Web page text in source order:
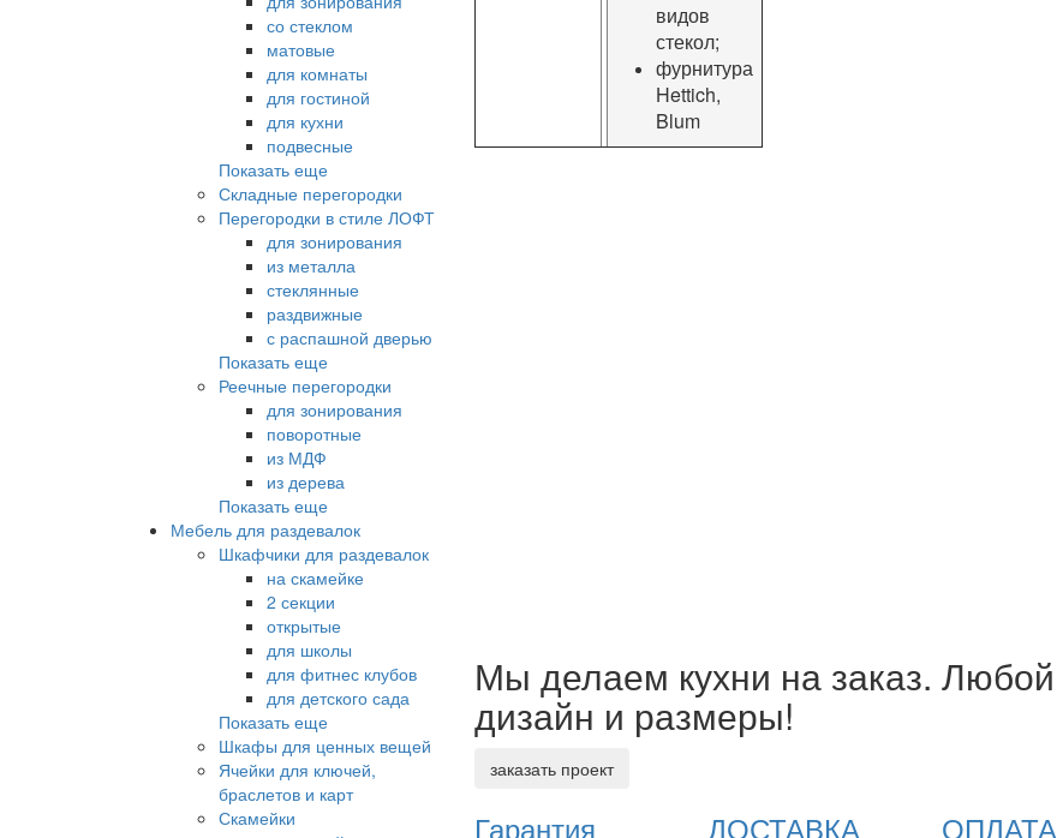
со стеклом
матовые
для комнаты
для гостиной
для кухни
подвесные
Показать еще
Складные перегородки
Перегородки в стиле ЛОФТ
для зонирования
из металла
стеклянные
раздвижные
с распашной дверью
Показать еще
Реечные перегородки
для зонирования
поворотные
из МДФ
из дерева
Показать еще
Мебель для раздевалок
Шкафчики для раздевалок
на скамейке
2 секции
открытые
для школы
для фитнес клубов
для детского сада
Показать еще
Шкафы для ценных вещей
Ячейки для ключей,
браслетов и карт
Скамейки
видов
стекол;
фурнитура
Hettich,
Blum
Мы делаем кухни на заказ. Любой
дизайн и размеры!
заказать проект
Гарантия ДОСТАВКА ОПЛАТА